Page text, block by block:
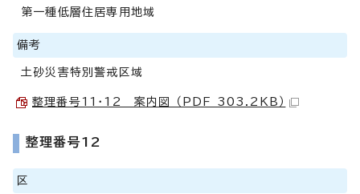
第一種低層住居専用地域
備考
土砂災害特別警戒区域
整理番号11・12 案内図 （PDF 303.2KB）
整理番号12
区